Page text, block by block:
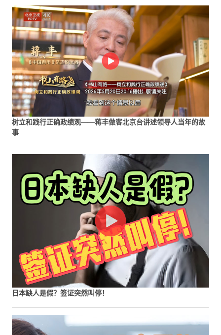
树立和践行正确政绩观——蒋丰做客北京台讲述领导人当年的故
事
日本缺人是假？签证突然叫停！